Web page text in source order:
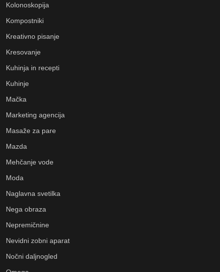
Kolonoskopija
Kompostniki
Kreativno pisanje
Kresovanje
Kuhinja in recepti
Kuhinje
Mačka
Marketing agencija
Masaže za pare
Mazda
Mehčanje vode
Moda
Naglavna svetilka
Nega obraza
Nepremičnine
Nevidni zobni aparat
Nočni daljnogled